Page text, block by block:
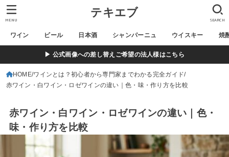
テキエブ
ワイン ビール 日本酒 シャンパーニュ ウイスキー 焼
SEARCH
MENU
▶ 公式画像への差し替えご希望の法人様はこちら
HOME ワインとは？初心者から専門家までわかる完全ガイド
赤ワイン・白ワイン・ロゼワインの違い｜色・味・作り方を比較
赤ワイン・白ワイン・ロゼワインの違い｜色・
味・作り方を比較